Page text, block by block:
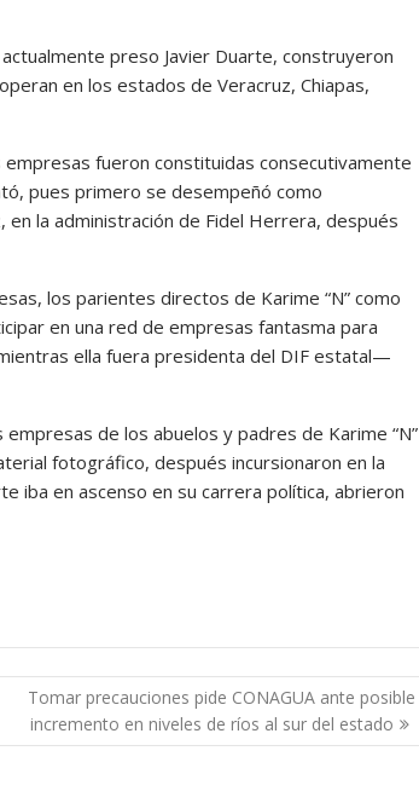
preso Javier Duarte, construyeron
en los estados de Veracruz, Chiapas,
empresas fueron constituidas consecutivamente
pues primero se desempeñó como
la administración de Fidel Herrera, después
los parientes directos de Karime “N” como
en una red de empresas fantasma para
ella fuera presidenta del DIF estatal—
de los abuelos y padres de Karime “N”
fotográfico, después incursionaron en la
iba en ascenso en su carrera política, abrieron
Tomar precauciones pide CONAGUA ante posible
incremento en niveles de ríos al sur del estado